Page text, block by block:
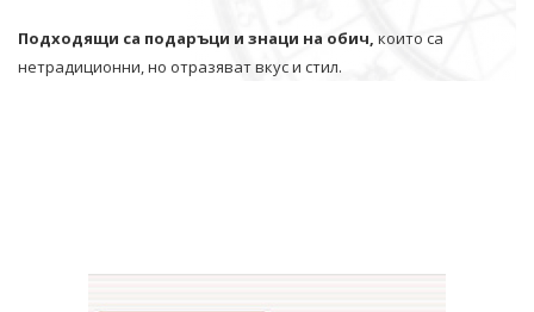
Подходящи са подаръци и знаци на обич, които са
нетрадиционни, но отразяват вкус и стил.